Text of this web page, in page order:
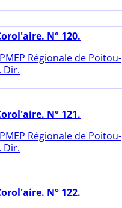
N° 120.
Régionale de Poitou-
Dir.
N° 121.
Régionale de Poitou-
Dir.
N° 122.